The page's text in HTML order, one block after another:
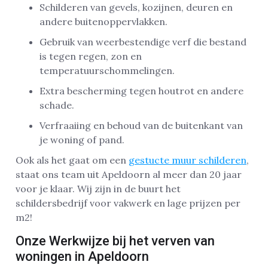
Schilderen van gevels, kozijnen, deuren en
andere buitenoppervlakken.
Gebruik van weerbestendige verf die bestand
is tegen regen, zon en
temperatuurschommelingen.
Extra bescherming tegen houtrot en andere
schade.
Verfraaiing en behoud van de buitenkant van
je woning of pand.
Ook als het gaat om een gestucte muur schilderen,
staat ons team uit Apeldoorn al meer dan 20 jaar
voor je klaar. Wij zijn in de buurt het
schildersbedrijf voor vakwerk en lage prijzen per
m2!
Onze Werkwijze bij het verven van
woningen in Apeldoorn